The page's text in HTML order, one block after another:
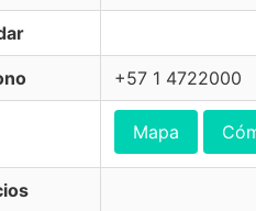
+57 1 4722000
Mapa